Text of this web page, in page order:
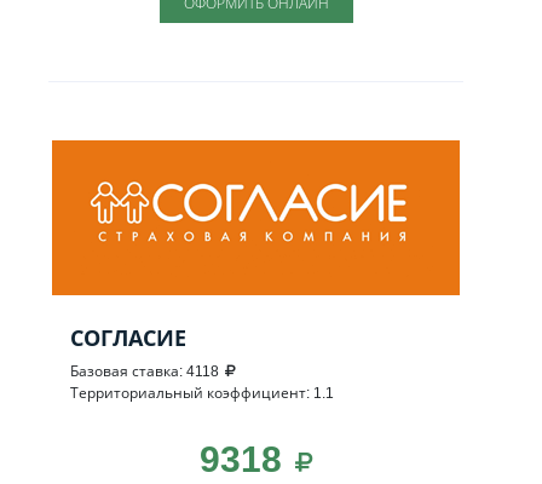
СОГЛАСИЕ
Базовая ставка: 4118
Территориальный коэффициент: 1.1
9318